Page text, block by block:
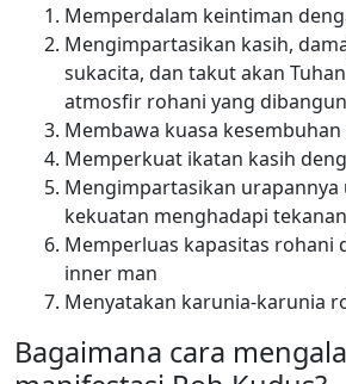
Memperdalam keintiman
Mengimpartasikan kasih,
sukacita, dan takut akan
atmosfir rohani yang dibangun
Membawa kuasa
Memperkuat ikatan kasih
Mengimpartasikan
kekuatan menghadapi tekanan
Memperluas kapasitas rohani
inner man
Menyatakan karunia-karunia
Bagaimana cara